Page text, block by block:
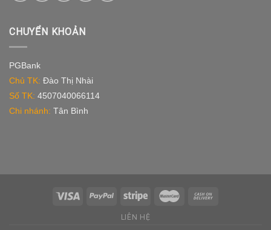
CHUYỂN KHOẢN
PGBank
Chủ TK: Đào Thị Nhài
Số TK: 4507040066114
Chi nhánh: Tân Bình
LIÊN HỆ